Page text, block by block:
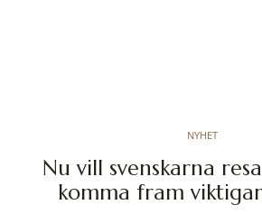
NYHET
Nu vill svenskarna
komma fram